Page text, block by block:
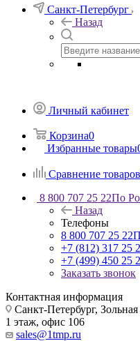
Санкт-Петербург
Назад
Личный кабинет
Корзина0
Избранные товары
Сравнение товаров
8 800 707 25 22По
Назад
Телефоны
8 800 707 25 22
+7 (812) 317 25
+7 (499) 450 25
Заказать звонок
Контактная информация
Санкт-Петербург,
1 этаж, офис 106
sales@1tmp.ru